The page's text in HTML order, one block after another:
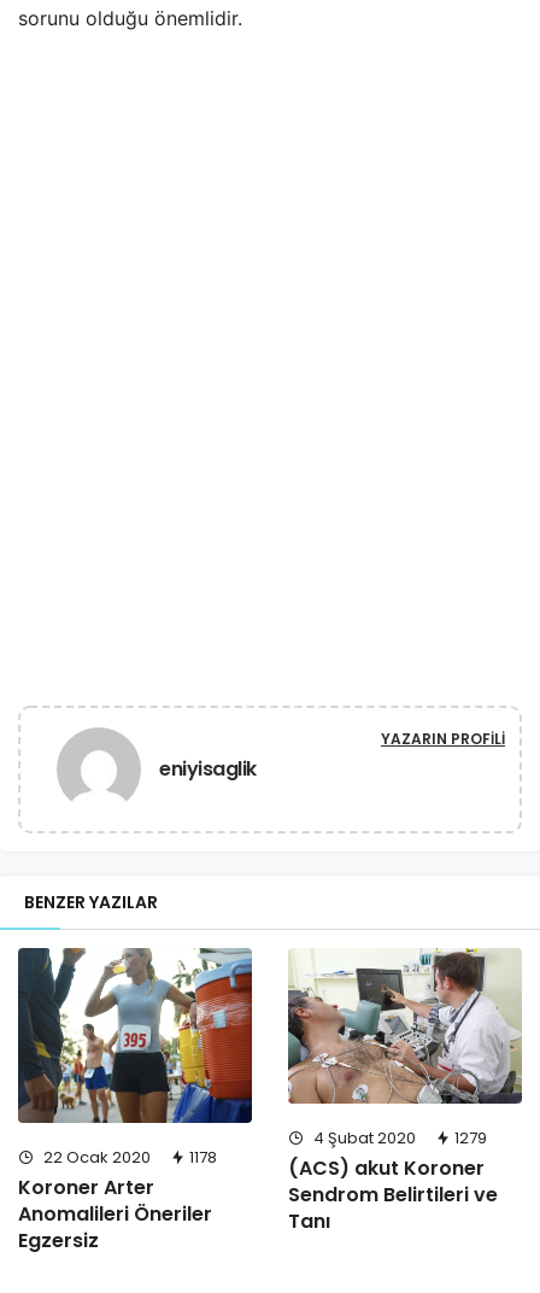
sorunu olduğu önemlidir.
eniyisaglik
YAZARIN PROFILI
BENZER YAZILAR
22 Ocak 2020 1178
Koroner Arter
Anomalileri Öneriler
Egzersiz
4 Şubat 2020 1279
(ACS) akut Koroner
Sendrom Belirtileri ve
Tanı